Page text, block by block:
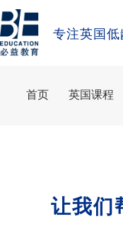
专注英国
首页 英国课程
让我们